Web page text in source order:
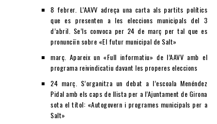
8 febrer. L’AAVV adreça una carta als partits polítics
que es presenten a les eleccions municipals del 3
d’abril. Se’ls convoca per 24 de març per tal que es
pronunciïn sobre «El futur municipal de Salt»
març. Apareix un «Full informatiu» de l’AAVV amb el
programa reivindicatiu davant les properes eleccions
24 març. S’organitza un debat a l’escoala Menéndez
Pidal amb els caps de llista per a l’Ajuntament de Girona
sota el títol: «Autogovern i programes municipals per a
Salt»